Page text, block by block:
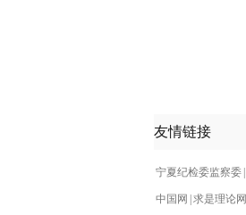
友情链接
宁夏纪检委监察委
中国网 求是理论网